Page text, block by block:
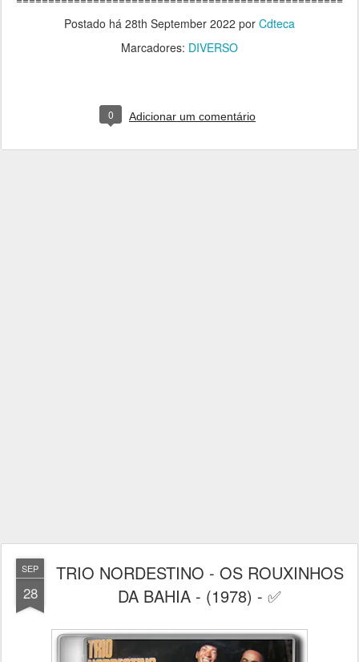
Postado há 28th September 2022 por Cdteca
Marcadores: DIVERSO
0 Adicionar um comentário
SEP
28
TRIO NORDESTINO - OS ROUXINHOS
DA BAHIA - (1978) - ✅